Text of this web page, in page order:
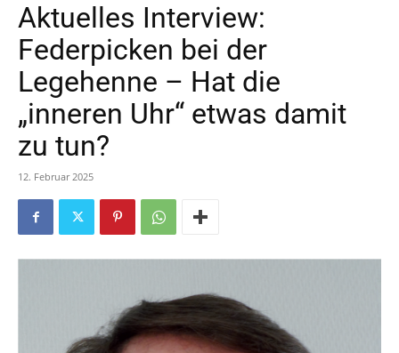
Aktuelles Interview:
Federpicken bei der
Legehenne – Hat die
„inneren Uhr“ etwas damit
zu tun?
12. Februar 2025